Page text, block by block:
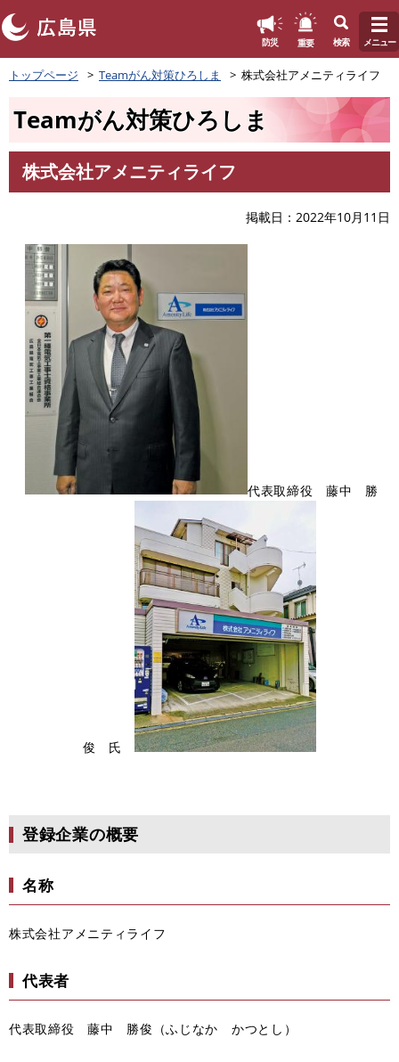
ペ
ー
頭
す
防災 重要 検索 メニュー
トップページ Teamがん対策ひろしま 株式会社アメニティライフ
Teamがん対策ひろしま
文
株式会社アメニティライフ
掲載日 2022年10月11日
代表取締役 藤中 勝
俊 氏
登録企業の概要
名称
株式会社アメニティライフ
代表者
代表取締役 藤中 勝俊（ふじなか かつとし）